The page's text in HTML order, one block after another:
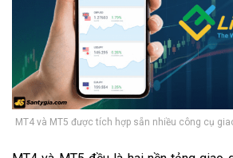
MT4 và MT5 được tích hợp sẵn nhiều công cụ